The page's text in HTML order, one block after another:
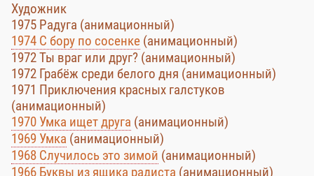
Художник
1975 Радуга (анимационный)
1974 С бору по сосенке (анимационный)
1972 Ты враг или друг? (анимационный)
1972 Грабёж среди белого дня (анимационный)
1971 Приключения красных галстуков
(анимационный)
1970 Умка ищет друга (анимационный)
1969 Умка (анимационный)
1968 Случилось это зимой (анимационный)
1966 Буквы из ящика радиста (анимационный)